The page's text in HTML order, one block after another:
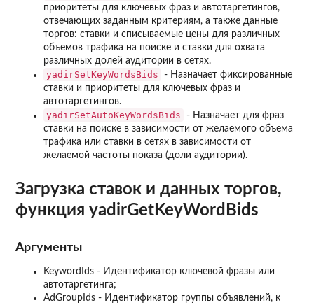
приоритеты для ключевых фраз и автотаргетингов,
отвечающих заданным критериям, а также данные
торгов: ставки и списываемые цены для различных
объемов трафика на поиске и ставки для охвата
различных долей аудитории в сетях.
yadirSetKeyWordsBids
- Назначает фиксированные
ставки и приоритеты для ключевых фраз и
автотаргетингов.
yadirSetAutoKeyWordsBids
- Назначает для фраз
ставки на поиске в зависимости от желаемого объема
трафика или ставки в сетях в зависимости от
желаемой частоты показа (доли аудитории).
Загрузка ставок и данных торгов,
функция yadirGetKeyWordBids
Аргументы
KeywordIds - Идентификатор ключевой фразы или
автотаргетинга;
AdGroupIds - Идентификатор группы объявлений, к